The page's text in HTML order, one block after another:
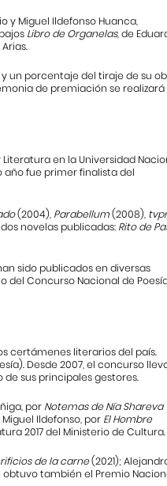
y Miguel Ildefonso Huanca,
Libro de Organelas,de
un porcentaje del tiraje de su
de premiación se realizará
en la Universidad
año fue primer finalista del
(2004), Parabellum(2008), tvpr
novelas publicadas: Rito de
sido publicados en diversas
del Concurso Nacional de
certámenes literarios del país.
Desde 2007, el concurso
sus principales gestores.
por Notemas de Nía Shareva
Miguel Ildefonso, por El Hombre
2017 del Ministerio de Cultura.
de la carne(2021);
obtuvo también el Premio